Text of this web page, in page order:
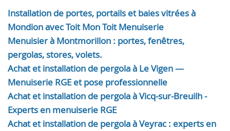
Installation de portes, portails et baies vitrées à
Mondion avec Toit Mon Toit Menuiserie
Menuisier à Montmorillon : portes, fenêtres,
pergolas, stores, volets.
Achat et installation de pergola à Le Vigen —
Menuiserie RGE et pose professionnelle
Achat et installation de pergola à Vicq-sur-Breuilh -
Experts en menuiserie RGE
Achat et installation de pergola à Veyrac : experts en